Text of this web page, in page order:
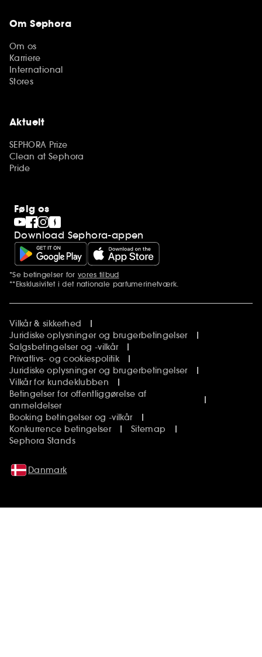
Om Sephora
Om os
Karriere
International
Stores
Aktuelt
SEPHORA Prize
Clean at Sephora
Pride
Følg os
Download Sephora-appen
Yderligere bemærkninger
*Se betingelser for vores tilbud
**Eksklusivitet i det nationale parfumerinetværk.
Vilkår & sikkerhed
Juridiske oplysninger og brugerbetingelser
Salgsbetingelser og -vilkår
Privatlivs- og cookiespolitik
Juridiske oplysninger og brugerbetingelser
Vilkår for kundeklubben
Betingelser for offentliggørelse af
anmeldelser
Booking betingelser og -vilkår
Konkurrence betingelser
Sitemap
Sephora Stands
Danmark